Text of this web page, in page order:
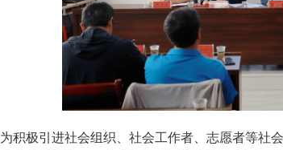
为积极引进社会组织、社会工作者、志愿者等社